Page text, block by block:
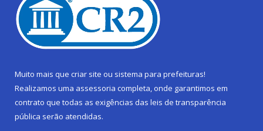
Muito mais que criar site ou sistema para prefeituras!
Realizamos uma assessoria completa, onde garantimos em
contrato que todas as exigências das leis de transparência
pública serão atendidas.